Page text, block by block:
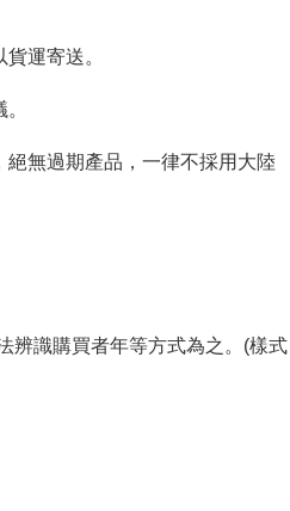
運寄送。
無過期產品，一律不採用大陸
辨識購買者年等方式為之。(樣式